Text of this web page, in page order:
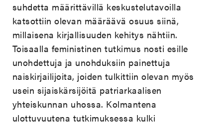
suhdetta määrittävillä keskustelutavoilla
katsottiin olevan määräävä osuus siinä,
millaisena kirjallisuuden kehitys nähtiin.
Toisaalla feministinen tutkimus nosti esille
unohdettuja ja unohduksiin painettuja
naiskirjailijoita, joiden tulkittiin olevan myös
usein sijaiskärsijöitä patriarkaalisen
yhteiskunnan uhossa. Kolmantena
ulottuvuutena tutkimuksessa kulki